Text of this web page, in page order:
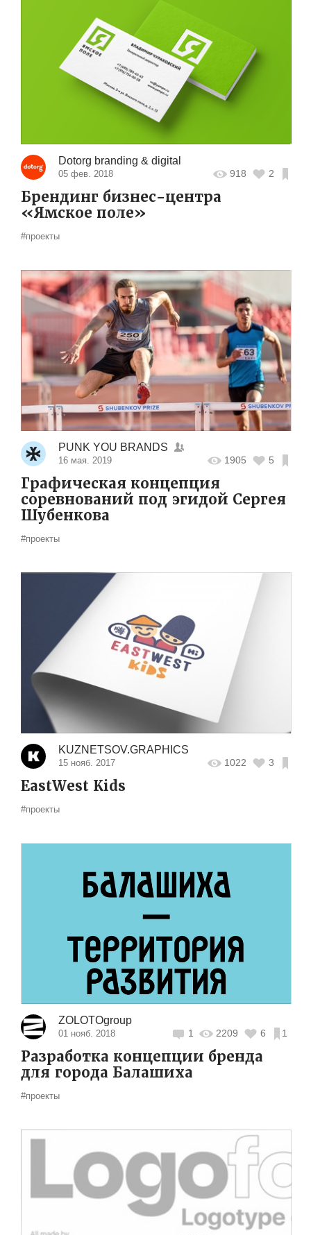
Dotorg branding & digital
05 фев. 2018 918 2
Брендинг бизнес-центра
«Ямское поле»
#проекты
PUNK YOU BRANDS
16 мая. 2019 1905 5
Графическая концепция
соревнований под эгидой Сергея
Шубенкова
#проекты
KUZNETSOV.GRAPHICS
15 нояб. 2017 1022 3
EastWest Kids
#проекты
ZOLOTOgroup
01 нояб. 2018 1 2209 6 1
Разработка концепции бренда
для города Балашиха
#проекты